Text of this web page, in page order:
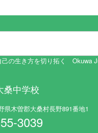
己の生き方を切り拓く Okuwa
桑中学校
県木曽郡大桑村長野891番地1
3039